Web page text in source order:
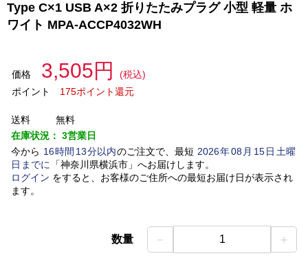
Type C×1 USB A×2 折りたたみプラグ 小型 軽量 ホ
ワイト MPA-ACCP4032WH
価格 3,505円
(税込)
ポイント
175ポイント還元
送料
無料
在庫状況： 3営業日
今から 16時間 13分以内のご注文で、最短 2026年08 月 15日土曜
日 までに 「神奈川県横浜市」 へお届けします。
ログイン をすると、お客様のご住所への最短お届け日が表示され
ます。
数量 － 1 ＋